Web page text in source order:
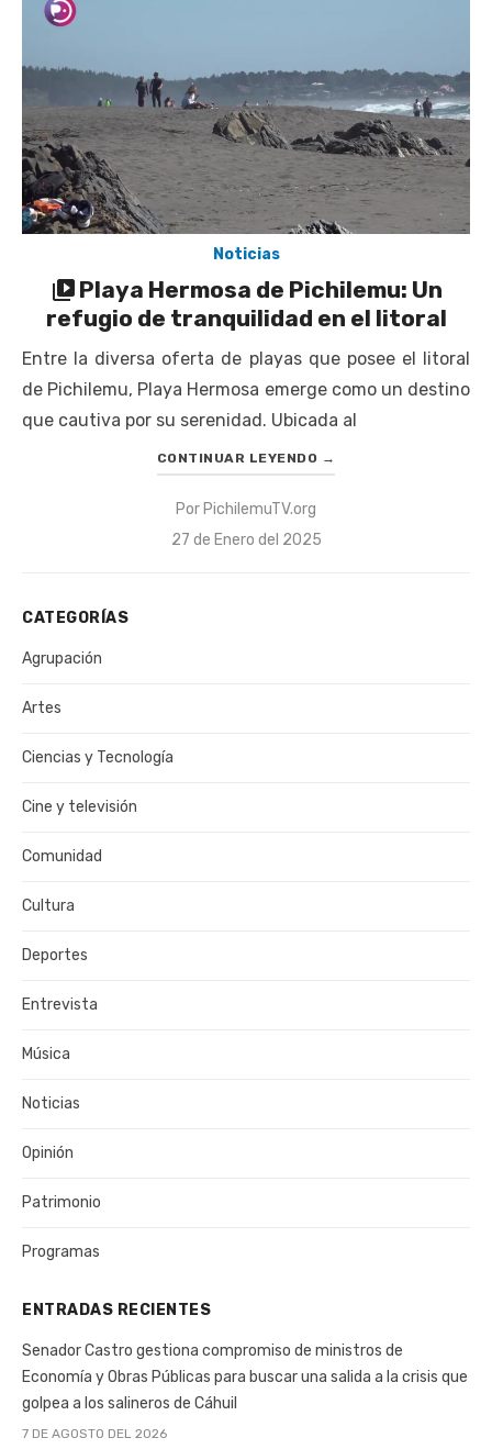
escuela comunitaria
Lina Fermandois y Luis Polanco
Seis comunas de O’Higgins inician la construcción
participativa del Plan Local de Restauración del Secano
Costero Nilahue
Torneo Arena Rimar 2026 definió a sus finalistas en su
Retrospectiva 2026 | Capítulo 03: lessons on flight – Cecilia
Araneda
Noticias
Playa Hermosa de Pichilemu: Un
refugio de tranquilidad en el litoral
Entre la diversa oferta de playas que posee el litoral
de Pichilemu, Playa Hermosa emerge como un destino
que cautiva por su serenidad. Ubicada al
CONTINUAR LEYENDO →
Por PichilemuTV.org
Publicado
27 de Enero del 2025
CATEGORÍAS
Agrupación
Artes
Ciencias y Tecnología
Cine y televisión
Comunidad
Cultura
Deportes
Entrevista
Música
Noticias
Opinión
Patrimonio
Programas
ENTRADAS RECIENTES
Senador Castro gestiona compromiso de ministros de
Economía y Obras Públicas para buscar una salida a la crisis que
golpea a los salineros de Cáhuil
7 DE AGOSTO DEL 2026